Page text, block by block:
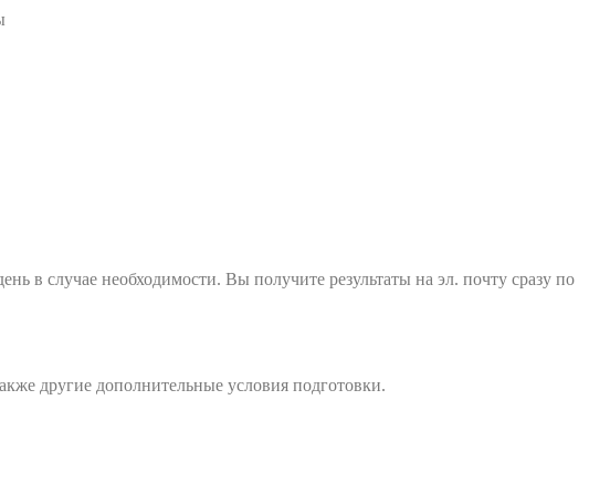
в случае необходимости. Вы получите результаты на эл. почту сразу по
другие дополнительные условия подготовки.